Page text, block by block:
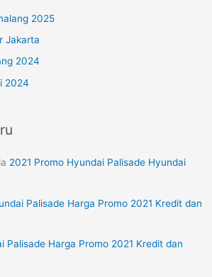
2025
Jakarta
2024
2024
2021 Promo Hyundai Palisade Hyundai
Palisade Harga Promo 2021 Kredit dan
Palisade Harga Promo 2021 Kredit dan